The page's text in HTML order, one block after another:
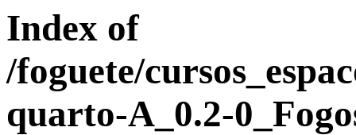
Index of
/foguete/
quarto-A_0.2-